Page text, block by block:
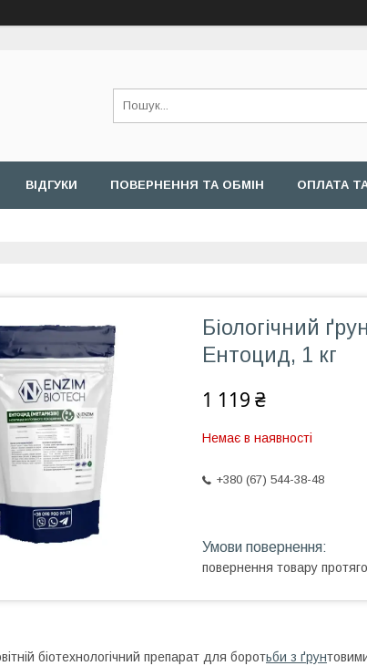
ВІДГУКИ ПОВЕРНЕННЯ ТА ОБМІН ОПЛАТА
Біологічний
Ентоцид, 1 кг
1 119 ₴
Немає в наявності
+380 (67) 544-38-48
повернення товару
біотехнологічний препарат для боротьби з ґрун